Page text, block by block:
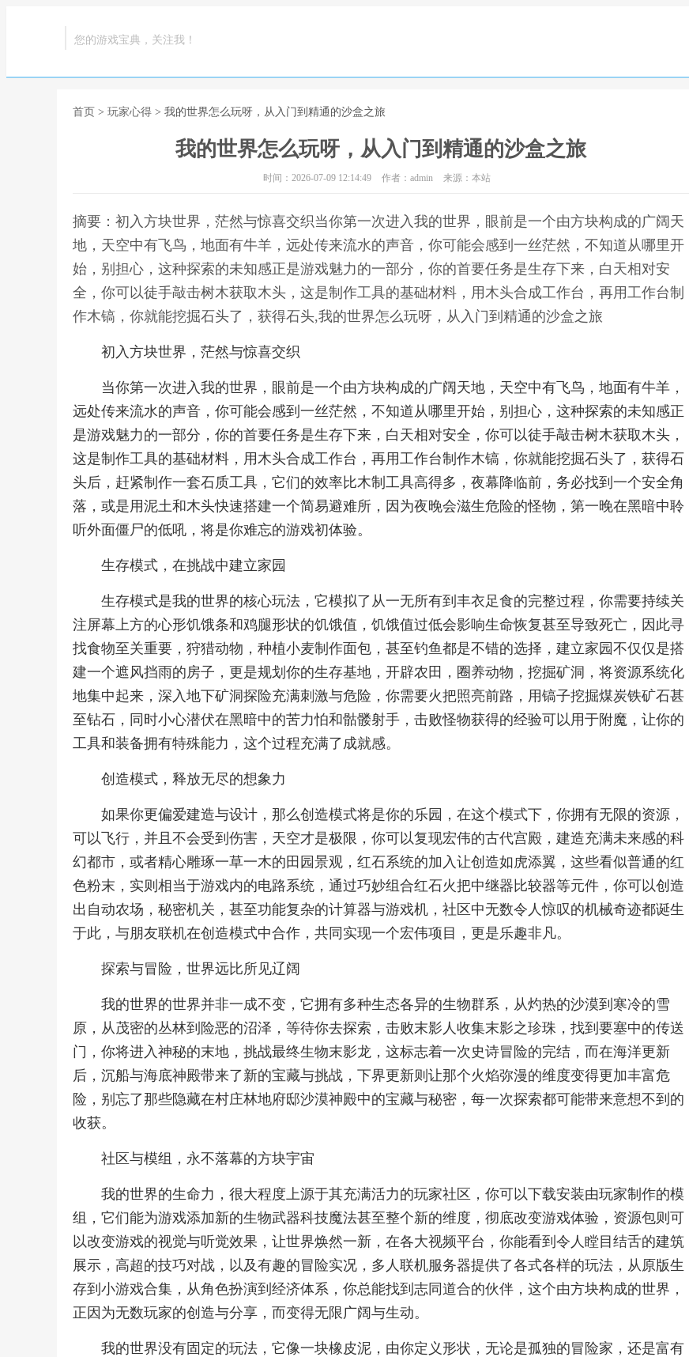
您的游戏宝典，关注我！
首页 > 玩家心得 > 我的世界怎么玩呀，从入门到精通的沙盒之旅
我的世界怎么玩呀，从入门到精通的沙盒之旅
时间：2026-07-09 12:14:49 作者：admin 来源：本站
摘要：初入方块世界，茫然与惊喜交织当你第一次进入我的世界，眼前是一个由方块构成的广阔天
地，天空中有飞鸟，地面有牛羊，远处传来流水的声音，你可能会感到一丝茫然，不知道从哪里开
始，别担心，这种探索的未知感正是游戏魅力的一部分，你的首要任务是生存下来，白天相对安
全，你可以徒手敲击树木获取木头，这是制作工具的基础材料，用木头合成工作台，再用工作台制
作木镐，你就能挖掘石头了，获得石头,我的世界怎么玩呀，从入门到精通的沙盒之旅
初入方块世界，茫然与惊喜交织
当你第一次进入我的世界，眼前是一个由方块构成的广阔天地，天空中有飞鸟，地面有牛羊，
远处传来流水的声音，你可能会感到一丝茫然，不知道从哪里开始，别担心，这种探索的未知感正
是游戏魅力的一部分，你的首要任务是生存下来，白天相对安全，你可以徒手敲击树木获取木头，
这是制作工具的基础材料，用木头合成工作台，再用工作台制作木镐，你就能挖掘石头了，获得石
头后，赶紧制作一套石质工具，它们的效率比木制工具高得多，夜幕降临前，务必找到一个安全角
落，或是用泥土和木头快速搭建一个简易避难所，因为夜晚会滋生危险的怪物，第一晚在黑暗中聆
听外面僵尸的低吼，将是你难忘的游戏初体验。
生存模式，在挑战中建立家园
生存模式是我的世界的核心玩法，它模拟了从一无所有到丰衣足食的完整过程，你需要持续关
注屏幕上方的心形饥饿条和鸡腿形状的饥饿值，饥饿值过低会影响生命恢复甚至导致死亡，因此寻
找食物至关重要，狩猎动物，种植小麦制作面包，甚至钓鱼都是不错的选择，建立家园不仅仅是搭
建一个遮风挡雨的房子，更是规划你的生存基地，开辟农田，圈养动物，挖掘矿洞，将资源系统化
地集中起来，深入地下矿洞探险充满刺激与危险，你需要火把照亮前路，用镐子挖掘煤炭铁矿石甚
至钻石，同时小心潜伏在黑暗中的苦力怕和骷髅射手，击败怪物获得的经验可以用于附魔，让你的
工具和装备拥有特殊能力，这个过程充满了成就感。
创造模式，释放无尽的想象力
如果你更偏爱建造与设计，那么创造模式将是你的乐园，在这个模式下，你拥有无限的资源，
可以飞行，并且不会受到伤害，天空才是极限，你可以复现宏伟的古代宫殿，建造充满未来感的科
幻都市，或者精心雕琢一草一木的田园景观，红石系统的加入让创造如虎添翼，这些看似普通的红
色粉末，实则相当于游戏内的电路系统，通过巧妙组合红石火把中继器比较器等元件，你可以创造
出自动农场，秘密机关，甚至功能复杂的计算器与游戏机，社区中无数令人惊叹的机械奇迹都诞生
于此，与朋友联机在创造模式中合作，共同实现一个宏伟项目，更是乐趣非凡。
探索与冒险，世界远比所见辽阔
我的世界的世界并非一成不变，它拥有多种生态各异的生物群系，从灼热的沙漠到寒冷的雪
原，从茂密的丛林到险恶的沼泽，等待你去探索，击败末影人收集末影之珍珠，找到要塞中的传送
门，你将进入神秘的末地，挑战最终生物末影龙，这标志着一次史诗冒险的完结，而在海洋更新
后，沉船与海底神殿带来了新的宝藏与挑战，下界更新则让那个火焰弥漫的维度变得更加丰富危
险，别忘了那些隐藏在村庄林地府邸沙漠神殿中的宝藏与秘密，每一次探索都可能带来意想不到的
收获。
社区与模组，永不落幕的方块宇宙
我的世界的生命力，很大程度上源于其充满活力的玩家社区，你可以下载安装由玩家制作的模
组，它们能为游戏添加新的生物武器科技魔法甚至整个新的维度，彻底改变游戏体验，资源包则可
以改变游戏的视觉与听觉效果，让世界焕然一新，在各大视频平台，你能看到令人瞠目结舌的建筑
展示，高超的技巧对战，以及有趣的冒险实况，多人联机服务器提供了各式各样的玩法，从原版生
存到小游戏合集，从角色扮演到经济体系，你总能找到志同道合的伙伴，这个由方块构成的世界，
正因为无数玩家的创造与分享，而变得无限广阔与生动。
我的世界没有固定的玩法，它像一块橡皮泥，由你定义形状，无论是孤独的冒险家，还是富有